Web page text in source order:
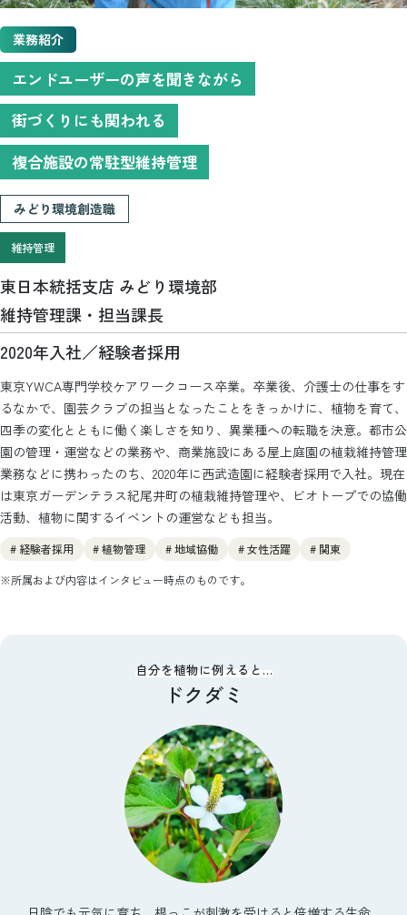
業務紹介
エンドユーザーの声を聞きながら
街づくりにも関われる
複合施設の常駐型維持管理
みどり環境創造職
維持管理
東日本統括支店 みどり環境部
維持管理課・担当課長
2020年入社／経験者採用
東京YWCA専門学校ケアワークコース卒業。卒業後、介護士の仕事をす
るなかで、園芸クラブの担当となったことをきっかけに、植物を育て、
四季の変化とともに働く楽しさを知り、異業種への転職を決意。都市公
園の管理・運営などの業務や、商業施設にある屋上庭園の植栽維持管理
業務などに携わったのち、2020年に西武造園に経験者採用で入社。現在
は東京ガーデンテラス紀尾井町の植栽維持管理や、ビオトープでの協働
活動、植物に関するイベントの運営なども担当。
# 経験者採用 # 植物管理 # 地域協働 # 女性活躍
# 関東
※所属および内容はインタビュー時点のものです。
自分を植物に例えると…
ドクダミ